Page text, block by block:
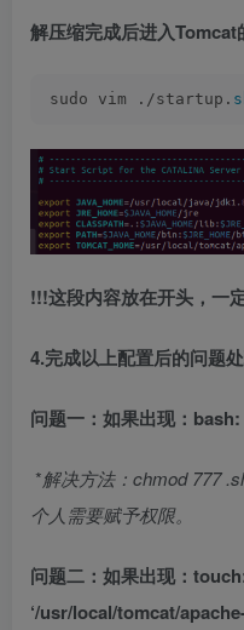
解压缩完成后进入
sudo vim ./startup.
!!!这段内容放在开头，一
4.完成以上配置后的问题处
问题一：如果出现：
​ *解决方法：chmod 777
个人需要赋予权限。
问题二：如果出现：
‘/usr/local/tomcat/